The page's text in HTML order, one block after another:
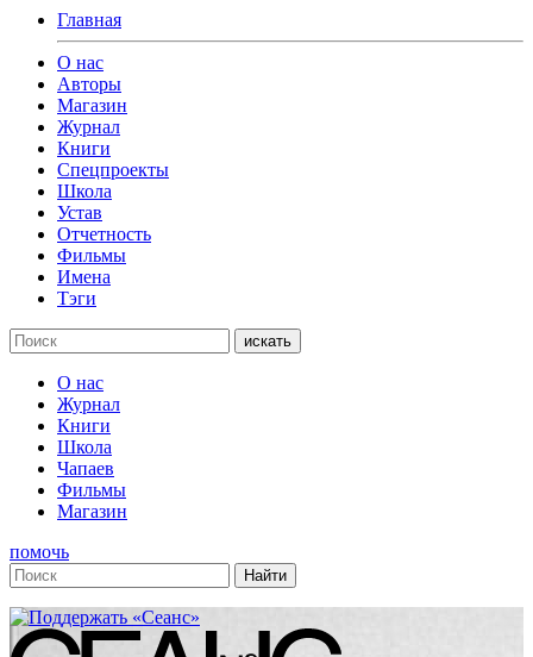
Главная
О нас
Авторы
Магазин
Журнал
Книги
Спецпроекты
Школа
Устав
Отчетность
Фильмы
Имена
Тэги
искать
О нас
Журнал
Книги
Школа
Чапаев
Фильмы
Магазин
помочь